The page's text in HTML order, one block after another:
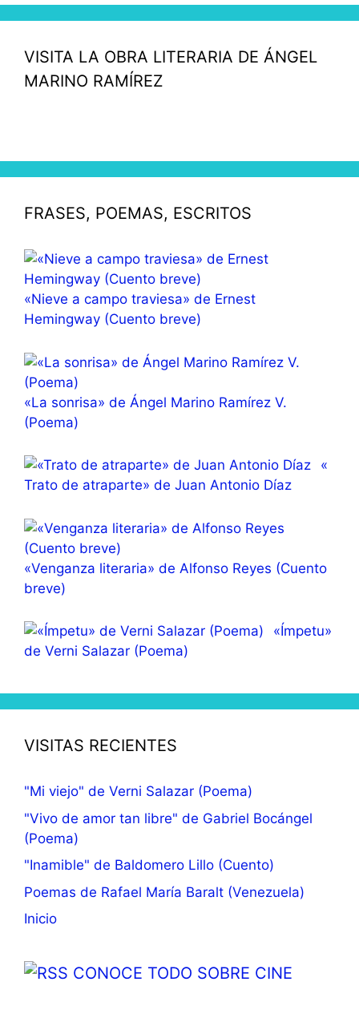
VISITA LA OBRA LITERARIA DE ÁNGEL
MARINO RAMÍREZ
FRASES, POEMAS, ESCRITOS
«Nieve a campo traviesa» de Ernest
Hemingway (Cuento breve)
«La sonrisa» de Ángel Marino Ramírez V.
(Poema)
«
Trato de atraparte» de Juan Antonio Díaz
«Venganza literaria» de Alfonso Reyes (Cuento
breve)
«Ímpetu»
de Verni Salazar (Poema)
VISITAS RECIENTES
"Mi viejo" de Verni Salazar (Poema)
"Vivo de amor tan libre" de Gabriel Bocángel
(Poema)
"Inamible" de Baldomero Lillo (Cuento)
Poemas de Rafael María Baralt (Venezuela)
Inicio
CONOCE TODO SOBRE CINE